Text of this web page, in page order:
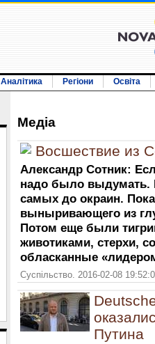
Аналітика Регіони Освіта
Медiа
Восшествие из
Александр Сотник:
надо было выдумать.
самых до окраин.
выныривающего из
Потом еще были
животиками, стерхи,
обласканные
Суспільство. 2016-02-08
Путина